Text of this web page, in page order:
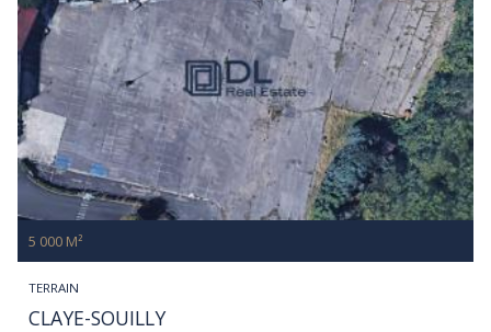
TERRAIN
CLAYE-SOUILLY
5 000 M²